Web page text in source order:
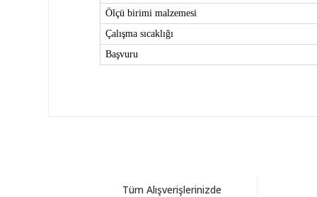
Ölçü birimi malzemesi
Çalışma sıcaklığı
Başvuru
Tüm Alışverişlerinizde